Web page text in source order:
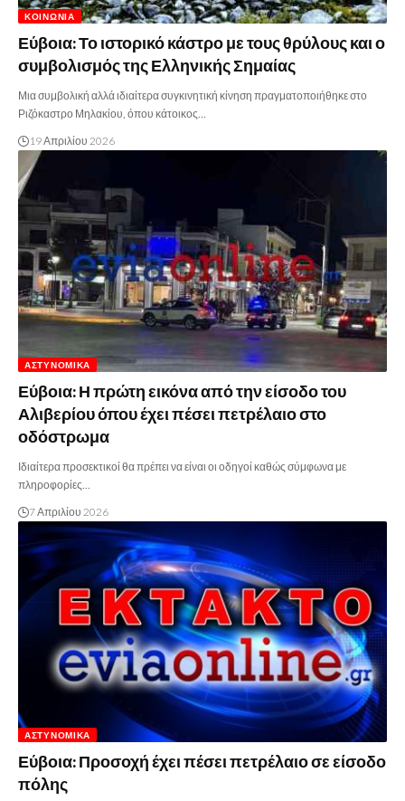
ΚΟΙΝΩΝΊΑ
Εύβοια: Το ιστορικό κάστρο με τους θρύλους και ο
συμβολισμός της Ελληνικής Σημαίας
Μια συμβολική αλλά ιδιαίτερα συγκινητική κίνηση πραγματοποιήθηκε στο
Ριζόκαστρο Μηλακίου, όπου κάτοικος…
19 Απριλίου 2026
ΑΣΤΥΝΟΜΙΚΆ
Εύβοια: Η πρώτη εικόνα από την είσοδο του
Αλιβερίου όπου έχει πέσει πετρέλαιο στο
οδόστρωμα
Ιδιαίτερα προσεκτικοί θα πρέπει να είναι οι οδηγοί καθώς σύμφωνα με
πληροφορίες…
7 Απριλίου 2026
ΑΣΤΥΝΟΜΙΚΆ
Εύβοια: Προσοχή έχει πέσει πετρέλαιο σε είσοδο
πόλης